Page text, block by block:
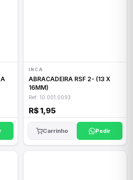
INCA
ABRACADEIRA RSF 2- (13 X
16MM)
Ref: 10.001.0093
R$ 1,95
Carrinho Pedir